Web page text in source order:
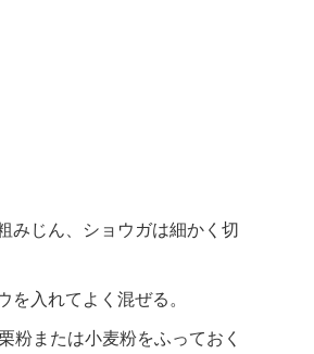
みじん、ショウガは細かく切
入れてよく混ぜる。
粉または小麦粉をふっておく